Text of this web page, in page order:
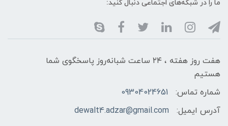
ما را در شبکه‌های اجتماعی دنبال کنید:
هفت روز هفته ، ۲۴ ساعت شبانه‌روز پاسخگوی شما
هستیم
شماره تماس:
09304024651
آدرس ایمیل:
dewalt4.adzar@gmail.com